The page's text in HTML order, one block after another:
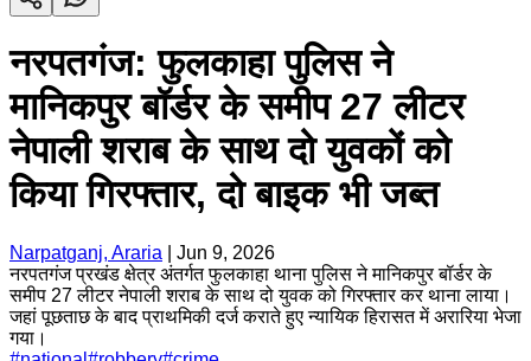
नरपतगंज: फुलकाहा पुलिस ने
मानिकपुर बॉर्डर के समीप 27 लीटर
नेपाली शराब के साथ दो युवकों को
किया गिरफ्तार, दो बाइक भी जब्त
Narpatganj, Araria
Jun 9, 2026
नरपतगंज प्रखंड क्षेत्र अंतर्गत फुलकाहा थाना पुलिस ने मानिकपुर बॉर्डर के
समीप 27 लीटर नेपाली शराब के साथ दो युवक को गिरफ्तार कर थाना लाया।
जहां पूछताछ के बाद प्राथमिकी दर्ज कराते हुए न्यायिक हिरासत में अरारिया भेजा
गया।